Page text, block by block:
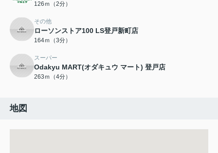
126ｍ（2分）
その他
ローソンストア100 LS登戸新町店
164ｍ（3分）
スーパー
Odakyu MART(オダキュウ マート) 登戸店
263ｍ（4分）
地図